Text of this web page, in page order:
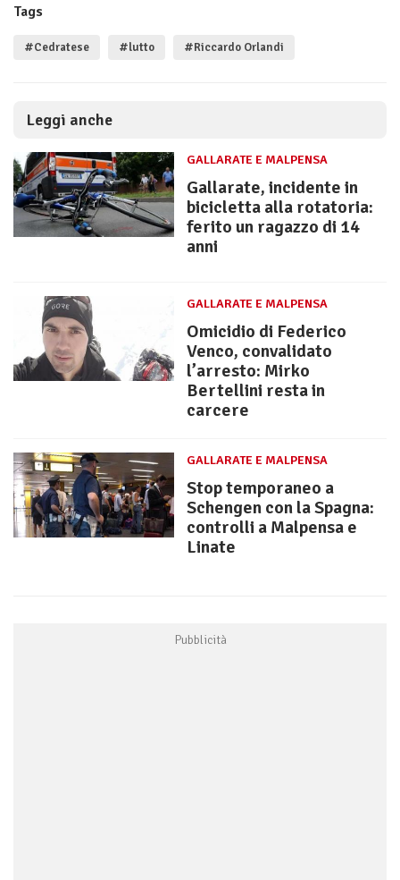
Tags
#Cedratese #lutto #Riccardo Orlandi
Leggi anche
GALLARATE E MALPENSA
Gallarate, incidente in
bicicletta alla rotatoria:
ferito un ragazzo di 14
anni
GALLARATE E MALPENSA
Omicidio di Federico
Venco, convalidato
l’arresto: Mirko
Bertellini resta in
carcere
GALLARATE E MALPENSA
Stop temporaneo a
Schengen con la Spagna:
controlli a Malpensa e
Linate